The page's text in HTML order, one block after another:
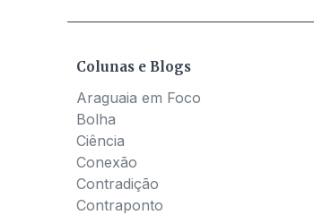
Colunas e Blogs
Araguaia em Foco
Bolha
Ciência
Conexão
Contradição
Contraponto